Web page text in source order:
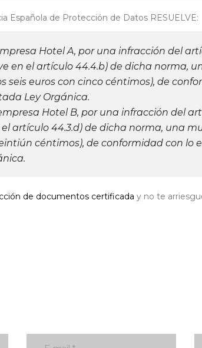
Española de Protección de Datos RESUELVE:
Hotel A, por una infracción del
en el artículo 44.4.b) de dicha norma,
seis euros con cinco céntimos), de
Ley Orgánica.
Hotel B, por una infracción del
artículo 44.3.d) de dicha norma, una
céntimos), de conformidad con lo
de documentos certificada y no te